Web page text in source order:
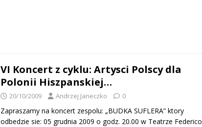
VI Koncert z cyklu: Artysci Polscy dla
Polonii Hiszpanskiej…
20/10/2009 Andrzej Janeczko 0
Zapraszamy na koncert zespolu: „BUDKA SUFLERA” ktory
odbedzie sie: 05 grudnia 2009 o godz. 20.00 w Teatrze Federico